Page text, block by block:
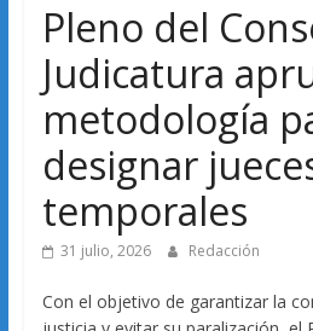
Pleno del
Judicatura
metodología
designar
temporales
31 julio, 2026 Redacción
Con el objetivo de garantizar la